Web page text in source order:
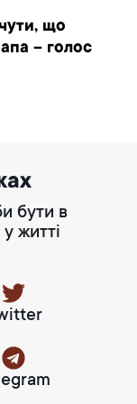
що
– голос
бути в
житті